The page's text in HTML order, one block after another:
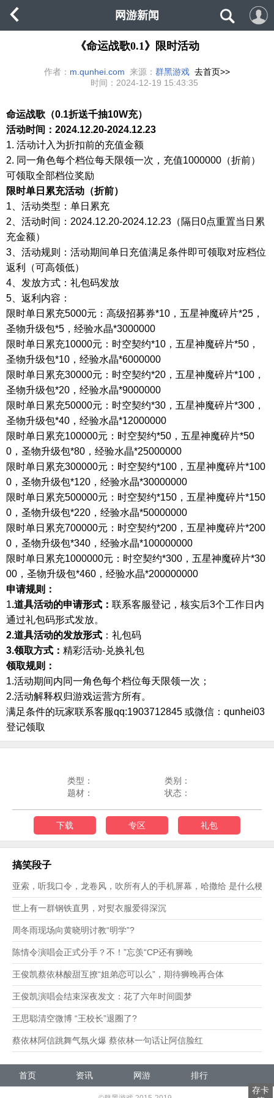
网游新闻
《命运战歌0.1》限时活动
作者： m.qunhei.com 来源： 群黑游戏 去首页>>
时间： 2024-12-19 15:43:35
命运战歌（0.1折送千抽10W充）
活动时间： 2024.12.20-2024.12.23
1. 活动计入为折扣前的充值金额
2. 同一角色每个档位每天限领一次，充值1000000（折前）
可领取全部档位奖励
限时单日累充活动（折前）
1、活动类型：单日累充
2、活动时间：2024.12.20-2024.12.23 （隔日 0点重置当日累
充金额）
3、活动规则：活动期间单日充值满足条件即可领取对应档位
返利（可高领低）
4、发放方式：礼包码发放
5、返利内容：
限时单日累充5000元：高级招募券*10，五星神魔碎片*25，
圣物升级包*5，经验水晶*3000000
限时单日累充10000元：时空契约*10，五星神魔碎片*50，
圣物升级包*10，经验水晶*6000000
限时单日累充30000元：时空契约*20，五星神魔碎片*100，
圣物升级包*20，经验水晶*9000000
限时单日累充50000元：时空契约*30，五星神魔碎片*300，
圣物升级包*40，经验水晶*12000000
限时单日累充100000元：时空契约*50，五星神魔碎片*50
0，圣物升级包*80，经验水晶*25000000
限时单日累充300000元：时空契约*100，五星神魔碎片*100
0，圣物升级包*120，经验水晶*30000000
限时单日累充500000元：时空契约*150，五星神魔碎片*150
0，圣物升级包*220，经验水晶*50000000
限时单日累充700000元：时空契约*200，五星神魔碎片*200
0，圣物升级包*340，经验水晶*100000000
限时单日累充1000000元：时空契约*300，五星神魔碎片*30
00，圣物升级包*460，经验水晶*200000000
申请规则 ：
1.道具活动的申请形式： 联系客服登记，核实后3个工作日内
通过礼包码形式发放。
2.道具活动的发放形式 ：礼包码
3.领取方式： 精彩活动-兑换礼包
领取规则：
1.活动期间内同一角色每个档位每天限领一次；
2.活动解释权归游戏运营方所有。
满足条件的玩家联系客服qq:1903712845 或微信：qunhei03
登记领取
类型：
类别：
题材：
状态：
下载 专区 礼包
搞笑段子
亚索，听我口令，龙卷风，吹所有人的手机屏幕，哈撒给 是什么梗？
世上有一群钢铁直男，对熨衣服爱得深沉
周冬雨现场向黄晓明讨教“明学”?
陈情令演唱会正式分手？不！”忘羡“CP还有狮晚
王俊凯蔡依林酸甜互撩“姐弟恋可以么”，期待狮晚再合体
王俊凯演唱会结束深夜发文：花了六年时间圆梦
王思聪清空微博 “王校长”退圈了?
蔡依林阿信跳舞气氛火爆 蔡依林一句话让阿信脸红
首页 资讯 网游 排行
存卡